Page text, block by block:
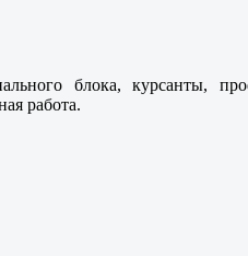
блока, курсанты,
работа.